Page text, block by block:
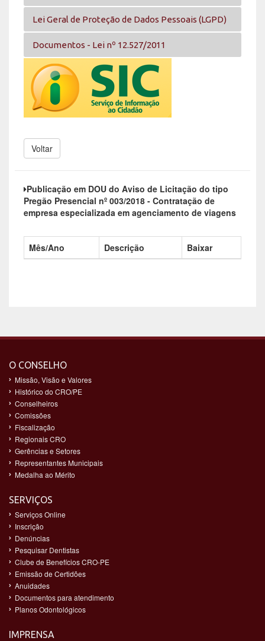
Lei Geral de Proteção de Dados Pessoais (LGPD)
Documentos - Lei nº 12.527/2011
Voltar
Publicação em DOU do Aviso de Licitação do tipo
Pregão Presencial nº 003/2018 - Contratação de
empresa especializada em agenciamento de viagens
Mês/Ano Descrição Baixar
O CONSELHO
Missão, Visão e Valores
Histórico do CRO/PE
Conselheiros
Comissões
Fiscalização
Regionais CRO
Gerências e Setores
Representantes Municipais
Medalha ao Mérito
SERVIÇOS
Serviços Online
Inscrição
Denúncias
Pesquisar Dentistas
Clube de Benefícios CRO-PE
Emissão de Certidões
Anuidades
Documentos para atendimento
Planos Odontológicos
IMPRENSA